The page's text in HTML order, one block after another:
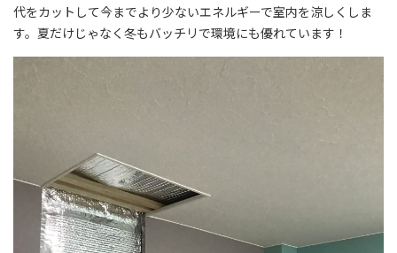
代をカットして今までより少ないエネルギーで室内を涼しくしま
す。夏だけじゃなく冬もバッチリで環境にも優れています！